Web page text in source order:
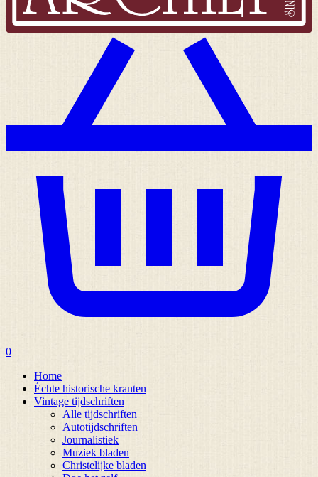
0
Home
Échte historische kranten
Vintage tijdschriften
Alle tijdschriften
Autotijdschriften
Journalistiek
Muziek bladen
Christelijke bladen